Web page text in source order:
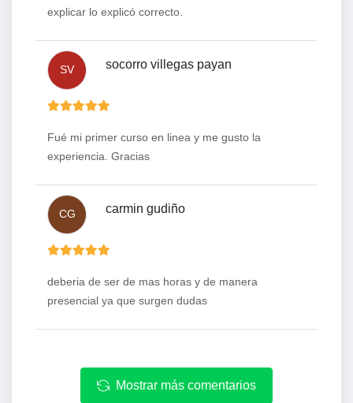
explicar lo explicó correcto.
SV socorro villegas payan
Fué mi primer curso en linea y me gusto la
experiencia. Gracias
CG carmin gudiño
deberia de ser de mas horas y de manera
presencial ya que surgen dudas
Mostrar más comentarios